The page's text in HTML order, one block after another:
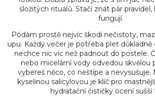
složitých rituálů. Stačí znát pár
fungují.
Pódám prostě nejvíc škodí nečistoty,
upu. Každý večer je potřeba pleť důkladně
nechce nic víc než padnout do postele.
nebo micelární vody odvedou skvělou
vybereš něco, co neštípe a nevysušuje.
kyselinou salicylovou je klíč pro
hydratační čističky ocení sušší